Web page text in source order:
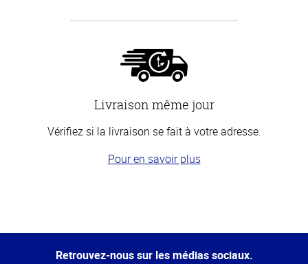
Livraison même jour
Vérifiez si la livraison se fait à votre adresse.
Pour en savoir plus
de la
Retrouvez-nous sur les médias sociaux.